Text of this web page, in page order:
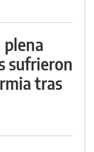
plena
sufrieron
tras